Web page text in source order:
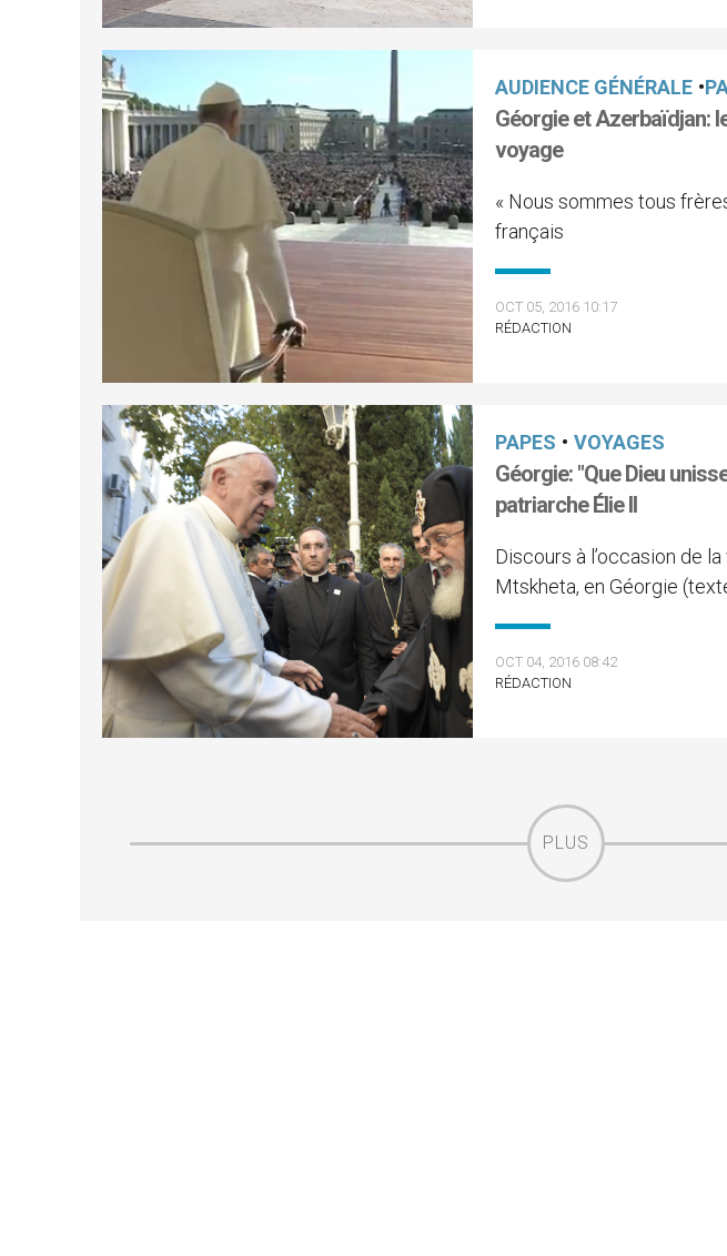
AUDIENCE GÉNÉRALE •
Géorgie et Azerbaïdjan:
voyage
« Nous sommes tous
français
OCT 05, 2016 10:17
RÉDACTION
PAPES • VOYAGES
Géorgie: "Que Dieu
patriarche Élie II
Discours à l’occasion de
Mtskheta, en Géorgie
OCT 04, 2016 08:42
RÉDACTION
PLUS